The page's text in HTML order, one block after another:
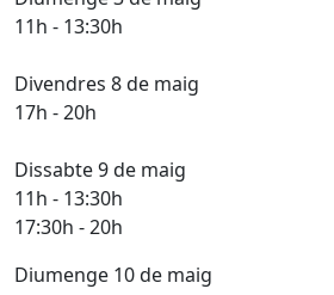
11h - 13:30h
Divendres 8 de maig
17h - 20h
Dissabte 9 de maig
11h - 13:30h
17:30h - 20h
Diumenge 10 de maig